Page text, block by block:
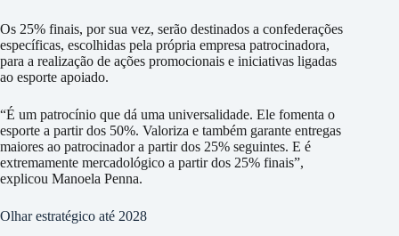
Os 25% finais, por sua vez, serão destinados a confederações
específicas, escolhidas pela própria empresa patrocinadora,
para a realização de ações promocionais e iniciativas ligadas
ao esporte apoiado.
“É um patrocínio que dá uma universalidade. Ele fomenta o
esporte a partir dos 50%. Valoriza e também garante entregas
maiores ao patrocinador a partir dos 25% seguintes. E é
extremamente mercadológico a partir dos 25% finais”,
explicou Manoela Penna.
Olhar estratégico até 2028